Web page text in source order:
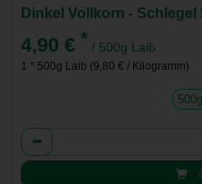
Dinkel Vollkorn - Schlegel
4,90 € * / 500g Laib
1 * 500g Laib (9,80 € / Kilogramm)
Anzahl